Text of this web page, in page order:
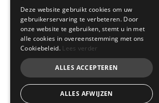
Deze website gebruikt cookies om uw
gebruikerservaring te verbeteren. Door
onze website te gebruiken, stemt u in met
alle cookies in overeenstemming met ons
Cookiebeleid. Lees verder
ALLES ACCEPTEREN
ALLES AFWIJZEN